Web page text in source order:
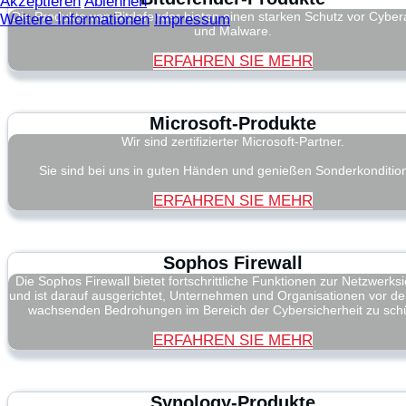
Die Produkte von Bitdefender bieten einen starken Schutz vor
und Malware.
ERFAHREN SIE MEHR
Microsoft-Produkte
Wir sind zertifizierter Microsoft-Partner.
Sie sind bei uns in guten Händen und genießen
ERFAHREN SIE MEHR
Sophos Firewall
Die Sophos Firewall bietet fortschrittliche Funktionen zur
und ist darauf ausgerichtet, Unternehmen und Organisationen vor
wachsenden Bedrohungen im Bereich der Cybersicherheit zu
ERFAHREN SIE MEHR
Weitere Informationen Impressum